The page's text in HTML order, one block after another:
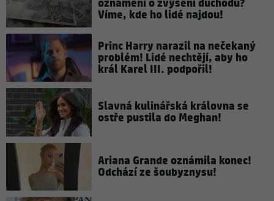
oznámení o zvýšení důchodů?
Víme, kde ho lidé najdou!
Princ Harry narazil na nečekaný
problém! Lidé nechtějí, aby ho
král Karel III. podpořil!
Slavná kulinářská královna se
ostře pustila do Meghan!
Ariana Grande oznámila konec!
Odchází ze šoubyznysu!